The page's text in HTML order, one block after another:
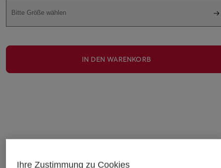
Bitte Größe wählen
IN DEN WARENKORB
Ihre Zustimmung zu Cookies